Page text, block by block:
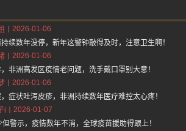
2026-01-06
续数年没停，新年这警钟敲得及时，注意卫生啊！
2026-01-06
非洲高发区疫情老问题，洗手戴口罩别大意！
2026-01-06
症状吐泻皮疹，非洲持续数年医疗难控太心疼！
i
2026-01-07
警示，疫情数年不消，全球疫苗援助得跟上！